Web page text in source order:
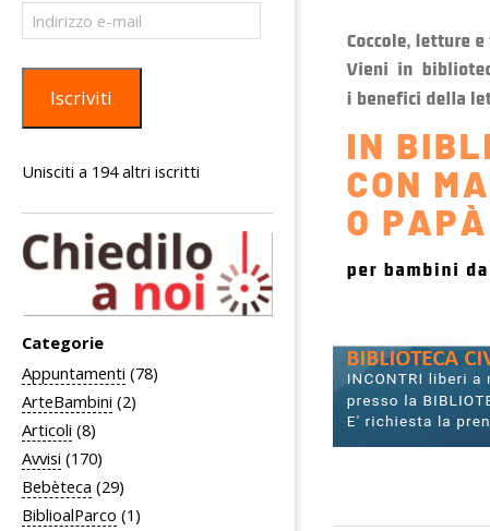
Indirizzo
e-
Iscriviti
Unisciti a 194 altri iscritti
Categorie
Appuntamenti (78)
ArteBambini (2)
Articoli (8)
Avvisi (170)
Bebèteca (29)
BiblioalParco (1)